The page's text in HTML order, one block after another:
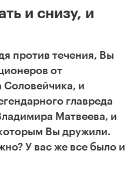
и снизу, и
против течения, Вы
от
и
главреда
Матвеева, и
Вы дружили.
У вас же все было и